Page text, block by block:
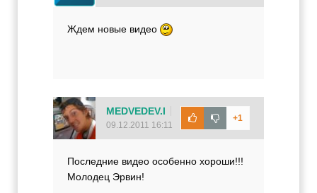
Ждем новые видео
+1
MEDVEDEV.I
09.12.2011 16:11
Последние видео особенно хороши!!!
Молодец Эрвин!